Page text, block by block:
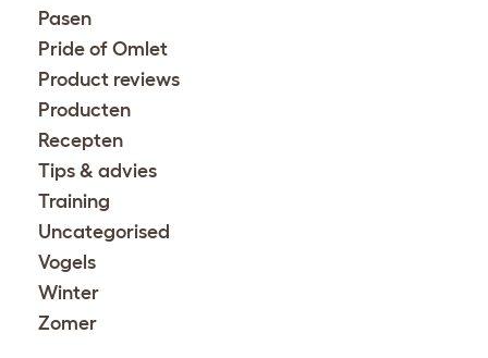
Pasen
Pride of Omlet
Product reviews
Producten
Recepten
Tips & advies
Training
Uncategorised
Vogels
Winter
Zomer